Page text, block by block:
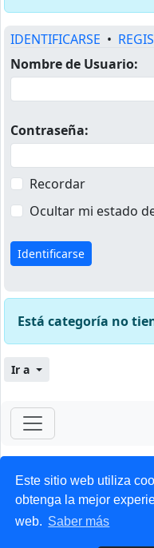
Este sitio web utiliza
obtenga la mejor
web. Saber más
IDENTIFICARSE •
Nombre de Usuario:
Contraseña:
Recordar
Ocultar mi estado
Está categoría no
Ir a